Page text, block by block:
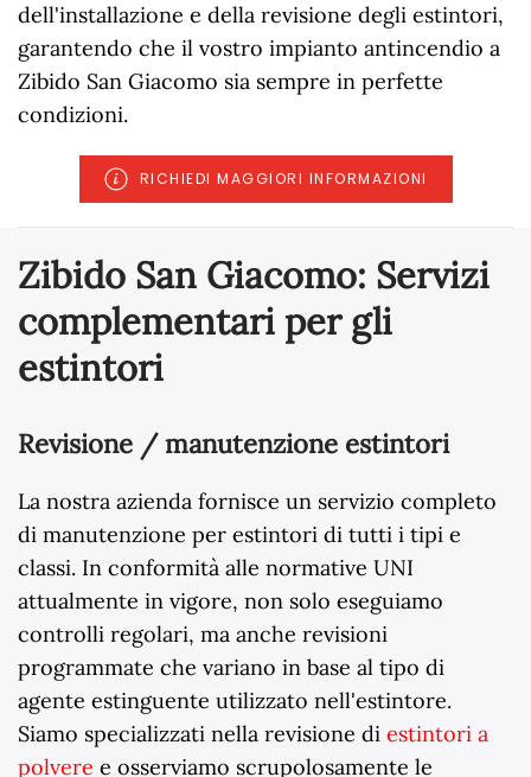
dell'installazione e della revisione degli estintori,
garantendo che il vostro impianto antincendio a
Zibido San Giacomo sia sempre in perfette
condizioni.
RICHIEDI MAGGIORI INFORMAZIONI
Zibido San Giacomo: Servizi
complementari per gli
estintori
Revisione / manutenzione estintori
La nostra azienda fornisce un servizio completo
di manutenzione per estintori di tutti i tipi e
classi. In conformità alle normative UNI
attualmente in vigore, non solo eseguiamo
controlli regolari, ma anche revisioni
programmate che variano in base al tipo di
agente estinguente utilizzato nell'estintore.
Siamo specializzati nella revisione di estintori a
polvere e osserviamo scrupolosamente le